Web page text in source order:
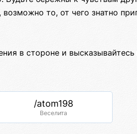
то, от чего знатно
в стороне и
/atom198
Веселита